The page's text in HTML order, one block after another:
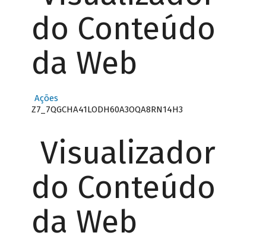
do Conteúdo
da Web
Ações
Z7_7QGCHA41LODH60A3OQA8RN14H3
Visualizador
do Conteúdo
da Web